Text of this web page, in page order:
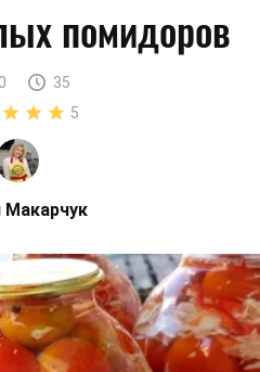
помидоров
35
5
Макарчук